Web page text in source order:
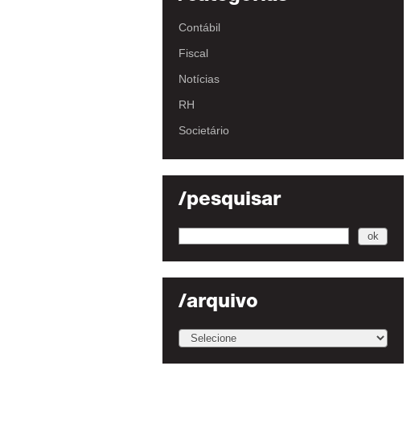
Contábil
Fiscal
Notícias
RH
Societário
/pesquisar
/arquivo